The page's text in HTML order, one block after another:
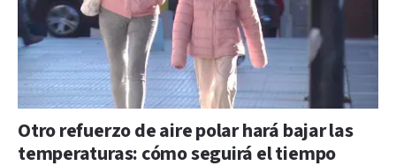
Otro refuerzo de aire polar hará bajar las
temperaturas: cómo seguirá el tiempo